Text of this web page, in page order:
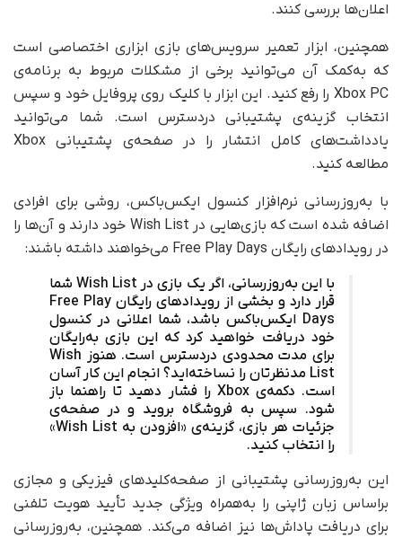
اعلان‌ها بررسی کنند.
همچنین، ابزار تعمیر سرویس‌های بازی ابزاری اختصاصی است
که به‌کمک آن می‌توانید برخی از مشکلات مربوط به برنامه‌ی
Xbox PC را رفع کنید. این ابزار با کلیک روی پروفایل خود و سپس
انتخاب گزینه‌ی پشتیبانی دردسترس است. شما می‌توانید
یادداشت‌های کامل انتشار را در صفحه‌ی پشتیبانی Xbox
مطالعه کنید.
با به‌روزرسانی نرم‌افزار کنسول ایکس‌باکس، روشی برای افرادی
اضافه شده است که بازی‌هایی در Wish List خود دارند و آن‌ها را
در رویدادهای رایگان Free Play Days می‌خواهند داشته باشند:
با این به‌روزرسانی، اگر یک بازی در Wish List شما
قرار دارد و بخشی از رویدادهای رایگان Free Play
Days ایکس‌باکس باشد، شما اعلانی در کنسول
خود دریافت خواهید کرد که این بازی به‌رایگان
برای مدت محدودی دردسترس است. هنوز Wish
List مدنظرتان را نساخته‌اید؟ انجام این کار آسان
است. دکمه‌ی Xbox را فشار دهید تا راهنما باز
شود. سپس به فروشگاه بروید و در صفحه‌ی
جزئیات هر بازی، گزینه‌ی «افزودن به Wish List»
را انتخاب کنید.
این به‌روزرسانی پشتیبانی از صفحه‌کلیدهای فیزیکی و مجازی
براساس زبان ژاپنی را به‌همراه ویژگی جدید تأیید هویت تلفنی
برای دریافت پاداش‌ها نیز اضافه می‌کند. همچنین، به‌روزرسانی